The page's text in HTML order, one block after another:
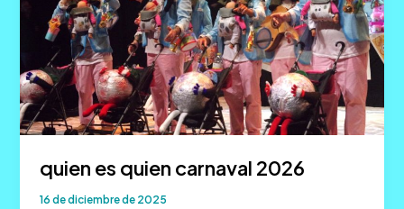
en
Adamuz
quien es quien carnaval 2026
16 de diciembre de 2025